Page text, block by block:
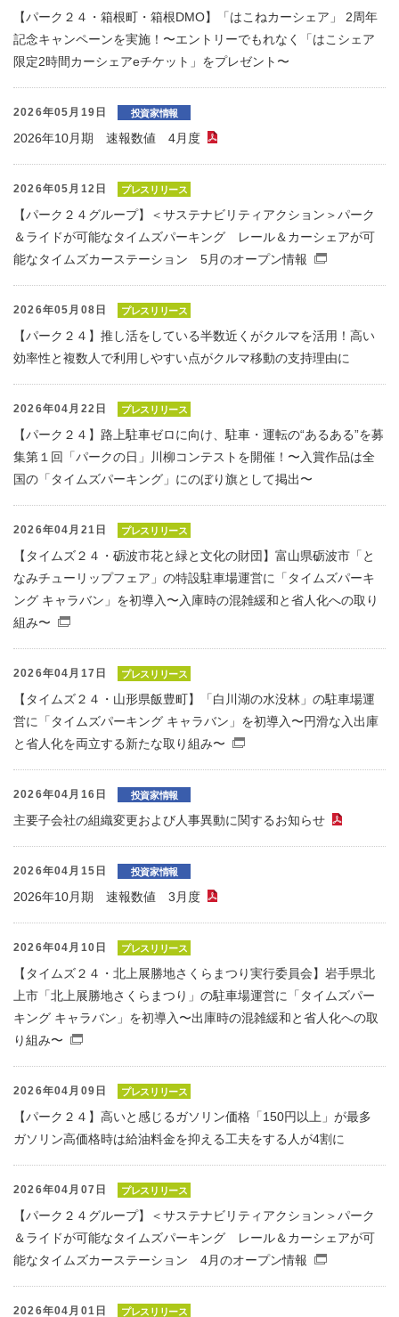
【パーク２４・箱根町・箱根DMO】「はこねカーシェア」 2周年
記念キャンペーンを実施！〜エントリーでもれなく「はこシェア
限定2時間カーシェアeチケット」をプレゼント〜
2026年05月19日 投資家情報
2026年10月期 速報数値 4月度
2026年05月12日 プレスリリース
【パーク２４グループ】＜サステナビリティアクション＞パーク
＆ライドが可能なタイムズパーキング レール＆カーシェアが可
能なタイムズカーステーション 5月のオープン情報
2026年05月08日 プレスリリース
【パーク２４】推し活をしている半数近くがクルマを活用！高い
効率性と複数人で利用しやすい点がクルマ移動の支持理由に
2026年04月22日 プレスリリース
【パーク２４】路上駐車ゼロに向け、駐車・運転の“あるある”を募
集第１回「パークの日」川柳コンテストを開催！〜入賞作品は全
国の「タイムズパーキング」にのぼり旗として掲出〜
2026年04月21日 プレスリリース
【タイムズ２４・砺波市花と緑と文化の財団】富山県砺波市「と
なみチューリップフェア」の特設駐車場運営に「タイムズパーキ
ング キャラバン」を初導入〜入庫時の混雑緩和と省人化への取り
組み〜
2026年04月17日 プレスリリース
【タイムズ２４・山形県飯豊町】「白川湖の水没林」の駐車場運
営に「タイムズパーキング キャラバン」を初導入〜円滑な入出庫
と省人化を両立する新たな取り組み〜
2026年04月16日 投資家情報
主要子会社の組織変更および人事異動に関するお知らせ
2026年04月15日 投資家情報
2026年10月期 速報数値 3月度
2026年04月10日 プレスリリース
【タイムズ２４・北上展勝地さくらまつり実行委員会】岩手県北
上市「北上展勝地さくらまつり」の駐車場運営に「タイムズパー
キング キャラバン」を初導入〜出庫時の混雑緩和と省人化への取
り組み〜
2026年04月09日 プレスリリース
【パーク２４】高いと感じるガソリン価格「150円以上」が最多
ガソリン高価格時は給油料金を抑える工夫をする人が4割に
2026年04月07日 プレスリリース
【パーク２４グループ】＜サステナビリティアクション＞パーク
＆ライドが可能なタイムズパーキング レール＆カーシェアが可
能なタイムズカーステーション 4月のオープン情報
2026年04月01日 プレスリリース